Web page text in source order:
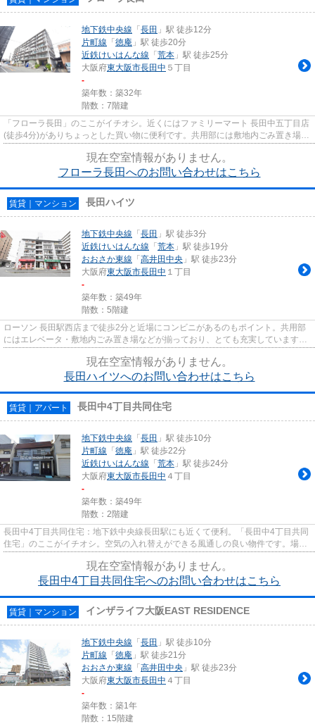
地下鉄中央線 「長田 」駅 徒歩12分
片町線 「徳庵 」駅 徒歩20分
近鉄けいはんな線 「荒本 」駅 徒歩25分
大阪府東大阪市長田中 ５丁目
-
築年数：築32年
階数：7階建
「フローラ長田」のここがイチオシ。近くにはファミリーマート 長田中五丁目店
(徒歩4分)がありちょっとした買い物に便利です。共用部には敷地内ごみ置き場・
エレベータなどが備わって...
現在空室情報がありません。
フローラ長田へのお問い合わせはこちら
賃貸｜マンション 長田ハイツ
地下鉄中央線 「長田 」駅 徒歩3分
近鉄けいはんな線 「荒本 」駅 徒歩19分
おおさか東線 「高井田中央 」駅 徒歩23分
大阪府東大阪市長田中 １丁目
-
築年数：築49年
階数：5階建
ローソン 長田駅西店まで徒歩2分と近場にコンビニがあるのもポイント。共用部
にはエレベータ・敷地内ごみ置き場などが揃っており、とても充実しています。
利用可能な駅が2駅あり、利便...
現在空室情報がありません。
長田ハイツへのお問い合わせはこちら
賃貸｜アパート 長田中4丁目共同住宅
地下鉄中央線 「長田 」駅 徒歩10分
片町線 「徳庵 」駅 徒歩22分
近鉄けいはんな線 「荒本 」駅 徒歩24分
大阪府東大阪市長田中 ４丁目
-
築年数：築49年
階数：2階建
長田中4丁目共同住宅：地下鉄中央線長田駅にも近くて便利。「長田中4丁目共同
住宅」のここがイチオシ。空気の入れ替えができる風通しの良い物件です。場所
が平坦なのは、ランニングを...
現在空室情報がありません。
長田中4丁目共同住宅へのお問い合わせはこちら
賃貸｜マンション インザライフ大阪EAST RESIDENCE
地下鉄中央線 「長田 」駅 徒歩10分
片町線 「徳庵 」駅 徒歩21分
おおさか東線 「高井田中央 」駅 徒歩23分
大阪府東大阪市長田中 ４丁目
-
築年数：築1年
階数：15階建